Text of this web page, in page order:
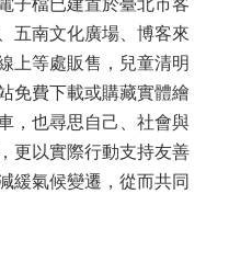
檔已建置於臺北市客
五南文化廣場、博客來
上等處販售，兒童清明
免費下載或購藏實體繪
，也尋思自己、社會與
更以實際行動支持友善
緩氣候變遷，從而共同